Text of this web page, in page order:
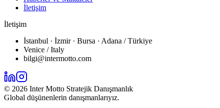
İletişim
İletişim
İstanbul · İzmir · Bursa · Adana / Türkiye
Venice / Italy
bilgi@intermotto.com
© 2026 Inter Motto Stratejik Danışmanlık
Global düşünenlerin danışmanlarıyız.